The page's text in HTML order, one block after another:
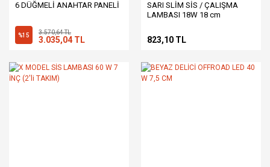
6 DÜĞMELİ ANAHTAR PANELİ
%15 3.570,64 TL
3.035,04 TL
SARI SLİM SİS / ÇALIŞMA
LAMBASI 18W 18 cm
823,10 TL